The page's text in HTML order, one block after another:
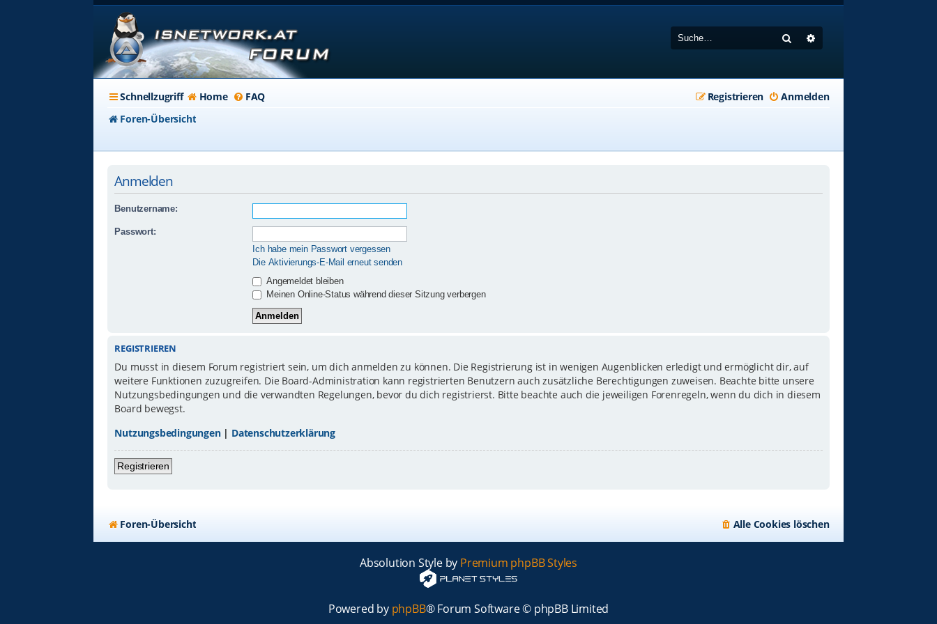
Suche
Schnellzugriff Home FAQ Anmelden
Registrieren
Foren-Übersicht
Anmelden
Benutzername:
Passwort:
Ich habe mein Passwort vergessen
Die Aktivierungs-E-Mail erneut senden
Angemeldet bleiben
Meinen Online-Status während dieser Sitzung verbergen
REGISTRIEREN
Du musst in diesem Forum registriert sein, um dich anmelden zu können. Die Registrierung ist in wenigen Augenblicken erledigt und ermöglicht dir, auf
weitere Funktionen zuzugreifen. Die Board-Administration kann registrierten Benutzern auch zusätzliche Berechtigungen zuweisen. Beachte bitte unsere
Nutzungsbedingungen und die verwandten Regelungen, bevor du dich registrierst. Bitte beachte auch die jeweiligen Forenregeln, wenn du dich in diesem
Board bewegst.
Nutzungsbedingungen| Datenschutzerklärung
Registrieren
Foren-Übersicht Alle Cookies löschen
Absolution Style by Premium phpBB Styles
Powered by phpBB® Forum Software © phpBB Limited